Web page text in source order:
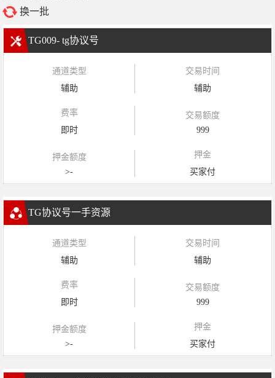
换一批
TG009- tg协议号
通道类型
辅助
交易时间
辅助
费率
即时
交易额度
999
押金额度
>-
押金
买家付
TG协议号一手资源
通道类型
辅助
交易时间
辅助
费率
即时
交易额度
999
押金额度
>-
押金
买家付